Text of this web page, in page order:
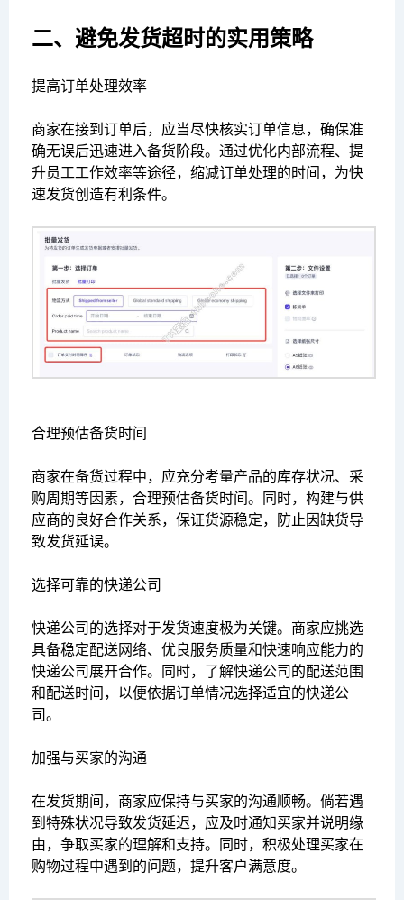
二、避免发货超时的实用策略
提高订单处理效率
商家在接到订单后，应当尽快核实订单信息，确保准
确无误后迅速进入备货阶段。通过优化内部流程、提
升员工工作效率等途径，缩减订单处理的时间，为快
速发货创造有利条件。
合理预估备货时间
商家在备货过程中，应充分考量产品的库存状况、采
购周期等因素，合理预估备货时间。同时，构建与供
应商的良好合作关系，保证货源稳定，防止因缺货导
致发货延误。
选择可靠的快递公司
快递公司的选择对于发货速度极为关键。商家应挑选
具备稳定配送网络、优良服务质量和快速响应能力的
快递公司展开合作。同时，了解快递公司的配送范围
和配送时间，以便依据订单情况选择适宜的快递公
司。
加强与买家的沟通
在发货期间，商家应保持与买家的沟通顺畅。倘若遇
到特殊状况导致发货延迟，应及时通知买家并说明缘
由，争取买家的理解和支持。同时，积极处理买家在
购物过程中遇到的问题，提升客户满意度。